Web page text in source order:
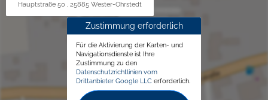
Hauptstraße 50 , 25885 Wester-Ohrstedt
Zustimmung erforderlich
Für die Aktivierung der Karten- und
Navigationsdienste ist Ihre
Zustimmung zu den
Datenschutzrichtlinien vom
Drittanbieter Google LLC erforderlich.